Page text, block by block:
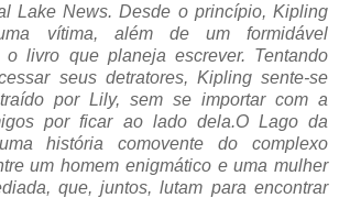
Lake News. Desde o princípio, Kipling
vítima, além de um formidável
o livro que planeja escrever. Tentando
seus detratores, Kipling sente-se
por Lily, sem se importar com a
por ficar ao lado dela.O Lago da
história comovente do complexo
um homem enigmático e uma mulher
que, juntos, lutam para encontrar